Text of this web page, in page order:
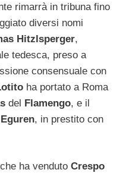
rimarrà in tribuna fino
diversi nomi
Hitzlsperger,
tedesca, preso a
consensuale con
ha portato a Roma
del Flamengo, e il
, in prestito con
ha venduto Crespo